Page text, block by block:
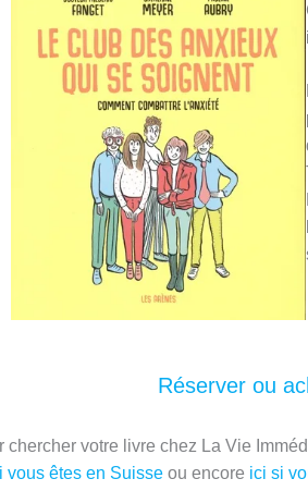
Réserver ou
chercher votre livre chez La Vie
vous êtes en Suisse ou encore ici si